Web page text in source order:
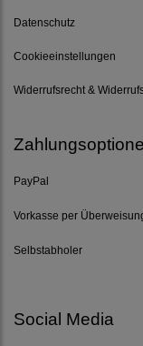
Datenschutz
Cookieeinstellungen
Widerrufsrecht &
PayPal
Vorkasse per
Selbstabholer
Social Media